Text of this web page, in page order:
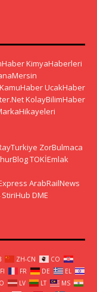
KimyaHaberleri
KamuHaberUcakHaber
KolayBilimHaber
ZorBulmaca
TOKİEmlak
ArabRailNews
StiriHub DME
ZH-CN
CO
FI FR DE
EL
LV LT
MS